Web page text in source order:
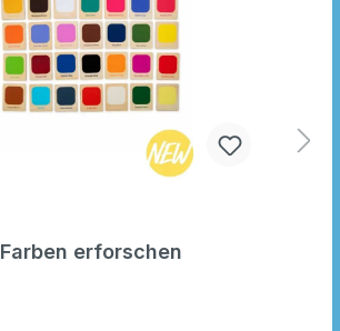
Farben erforschen